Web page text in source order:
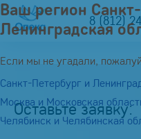
8 (812)
Оставьте заявку:
Ваш регион
Ленинградская
Если мы не угадали,
Санкт-Петербург и
Москва и Московская
Челябинск и Челябинская